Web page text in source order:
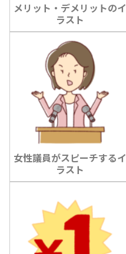
メリット・デメリットのイ
ラスト
女性議員がスピーチするイ
ラスト